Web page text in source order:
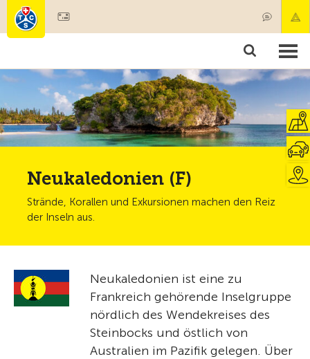
Mitgliedschaft & Leistungen
Test, Sicherheit & Gesundheit
Neukaledonien (F)
Strände, Korallen und Exkursionen machen den Reiz
der Inseln aus.
Neukaledonien ist eine zu
Frankreich gehörende Inselgruppe
nördlich des Wendekreises des
Steinbocks und östlich von
Australien im Pazifik gelegen. Über